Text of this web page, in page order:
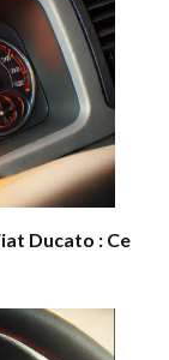
Ducato : Ce